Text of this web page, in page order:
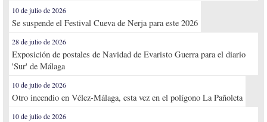
10 de julio de 2026
Se suspende el Festival Cueva de Nerja para este 2026
28 de julio de 2026
Exposición de postales de Navidad de Evaristo Guerra para el diario
'Sur' de Málaga
10 de julio de 2026
Otro incendio en Vélez-Málaga, esta vez en el polígono La Pañoleta
10 de julio de 2026